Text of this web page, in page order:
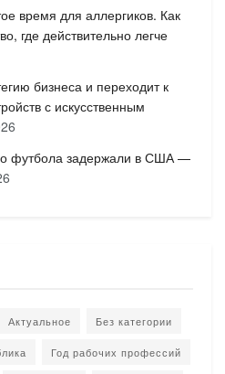
время для аллергиков. Как
где действительно легче
бизнеса и переходит к
с искусственным
футбола задержали в США —
Актуальное Без категории
Год рабочих профессий